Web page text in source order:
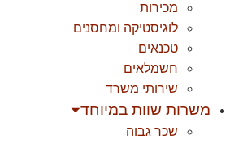
מכירות
לוגיסטיקה ומחסנים
טכנאים
חשמלאים
שירותי משרד
משרות שוות במיוחד
שכר גבוה